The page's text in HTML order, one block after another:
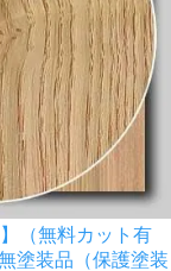
（無料カット有
塗装品（保護塗装